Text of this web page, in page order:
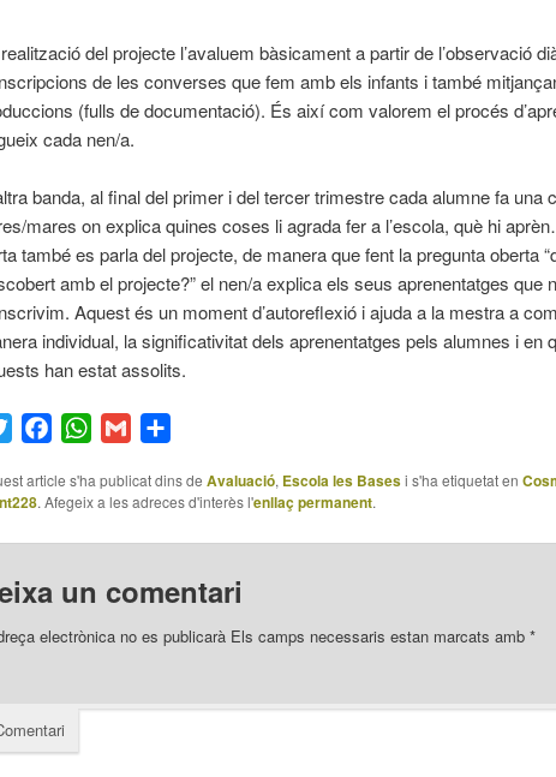
del projecte l’avaluem bàsicament a partir de l’observació
de les converses que fem amb els infants i també
(fulls de documentació). És així com valorem el procés
cada nen/a.
banda, al final del primer i del tercer trimestre cada alumne fa una
mares on explica quines coses li agrada fer a l’escola, què hi
també es parla del projecte, de manera que fent la pregunta oberta
amb el projecte?” el nen/a explica els seus aprenentatges que
Aquest és un moment d’autoreflexió i ajuda a la mestra a
individual, la significativitat dels aprenentatges pels alumnes i en
han estat assolits.
TwitterFacebookWhatsApp
Gmail
article s'ha publicat dins de Avaluació, Escola les Basesi s'ha etiquetat en
. Afegeix a les adreces d'interès l'enllaç permanent.
un comentari
electrònica no es publicaràEls camps necessaris estan marcats amb *